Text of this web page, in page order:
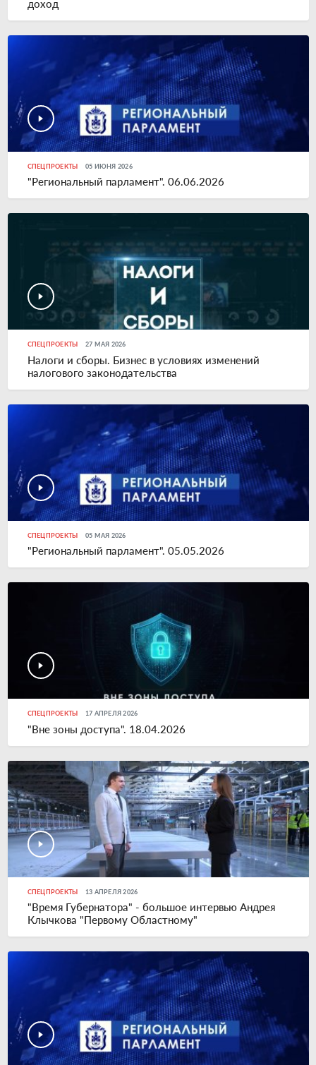
доход
СПЕЦПРОЕКТЫ 05 ИЮНЯ 2026
"Региональный парламент". 06.06.2026
СПЕЦПРОЕКТЫ 27 МАЯ 2026
Налоги и сборы. Бизнес в условиях изменений
налогового законодательства
СПЕЦПРОЕКТЫ 05 МАЯ 2026
"Региональный парламент". 05.05.2026
СПЕЦПРОЕКТЫ 17 АПРЕЛЯ 2026
"Вне зоны доступа". 18.04.2026
СПЕЦПРОЕКТЫ 13 АПРЕЛЯ 2026
"Время Губернатора" - большое интервью Андрея
Клычкова "Первому Областному"